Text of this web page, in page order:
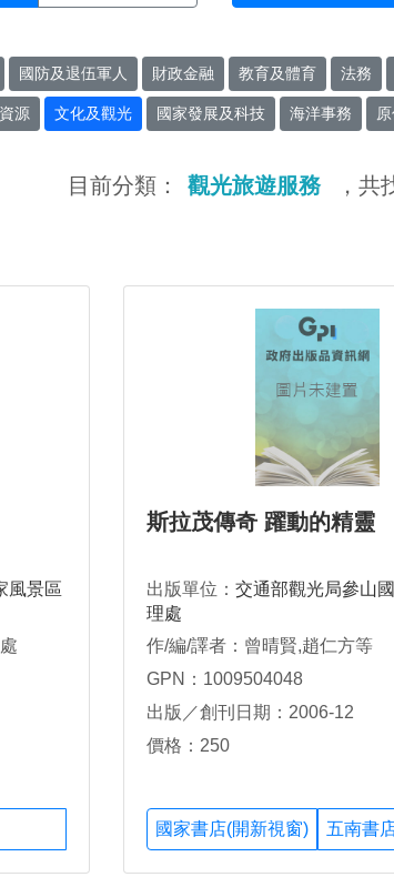
國防及退伍軍人 財政金融 教育及體育 法務
源 文化及觀光 國家發展及科技 海洋事務
目前分類： 觀光旅遊服務 ，共
風景區
斯拉茂傳奇 躍動的精靈
出版單位： 交通部觀光局參山
理處
作/編/譯者：曾晴賢,趙仁方等
GPN：1009504048
出版／創刊日期：2006-12
價格：250
國家書店(開新視窗) 五南書